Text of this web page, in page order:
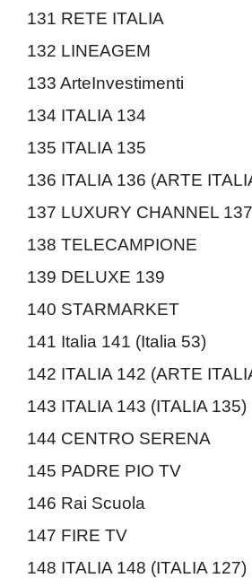
131 RETE ITALIA
132 LINEAGEM
133 ArteInvestimenti
134 ITALIA 134
135 ITALIA 135
136 ITALIA 136 (ARTE
137 LUXURY CHANNEL 137
138 TELECAMPIONE
139 DELUXE 139
140 STARMARKET
141 Italia 141 (Italia 53)
142 ITALIA 142 (ARTE
143 ITALIA 143 (ITALIA 135)
144 CENTRO SERENA
145 PADRE PIO TV
146 Rai Scuola
147 FIRE TV
148 ITALIA 148 (ITALIA 127)